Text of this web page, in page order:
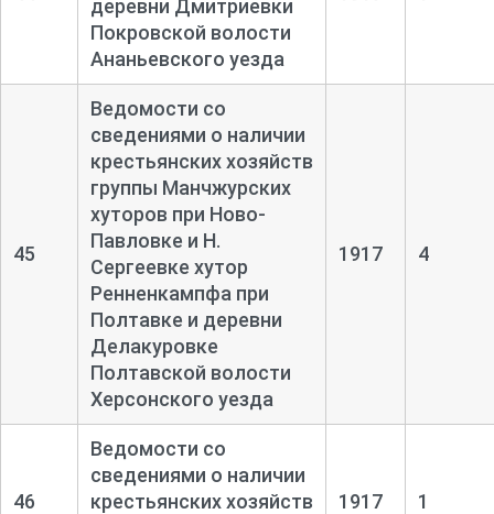
деревни Дмитриевки
Покровской волости
Ананьевского уезда
45
Ведомости со
сведениями о наличии
крестьянских хозяйств
группы Манчжурских
хуторов при Ново-
Павловке и Н.
Сергеевке хутор
Ренненкампфа при
Полтавке и деревни
Делакуровке
Полтавской волости
Херсонского уезда
1917 4
46
Ведомости со
сведениями о наличии
крестьянских хозяйств
1917 1